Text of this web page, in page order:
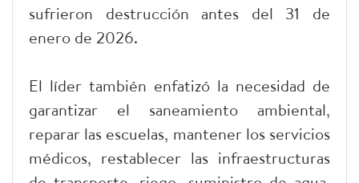
sufrieron destrucción antes del 31 de
enero de 2026.
El líder también enfatizó la necesidad de
garantizar el saneamiento ambiental,
reparar las escuelas, mantener los servicios
médicos, restablecer las infraestructuras